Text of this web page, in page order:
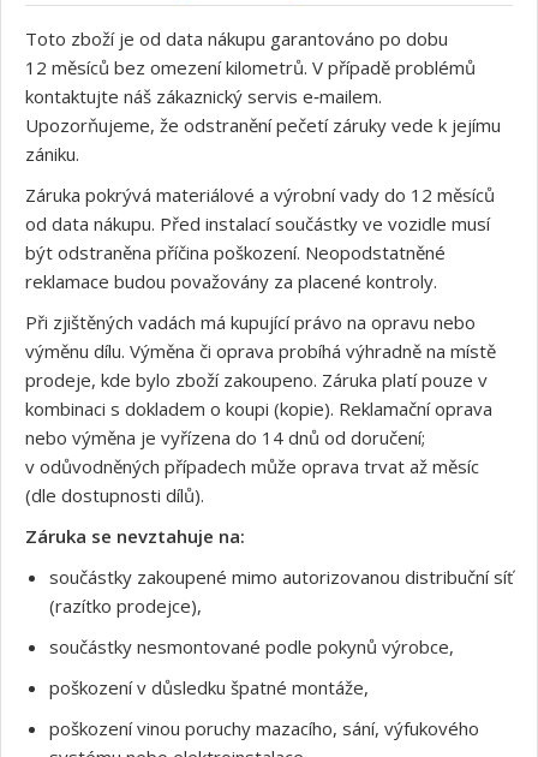
Toto zboží je od data nákupu garantováno po dobu
12 měsíců bez omezení kilometrů. V případě problémů
kontaktujte náš zákaznický servis e‑mailem.
Upozorňujeme, že odstranění pečetí záruky vede k jejímu
zániku.
Záruka pokrývá materiálové a výrobní vady do 12 měsíců
od data nákupu. Před instalací součástky ve vozidle musí
být odstraněna příčina poškození. Neopodstatněné
reklamace budou považovány za placené kontroly.
Při zjištěných vadách má kupující právo na opravu nebo
výměnu dílu. Výměna či oprava probíhá výhradně na místě
prodeje, kde bylo zboží zakoupeno. Záruka platí pouze v
kombinaci s dokladem o koupi (kopie). Reklamační oprava
nebo výměna je vyřízena do 14 dnů od doručení;
v odůvodněných případech může oprava trvat až měsíc
(dle dostupnosti dílů).
Záruka se nevztahuje na:
součástky zakoupené mimo autorizovanou distribuční síť
(razítko prodejce),
součástky nesmontované podle pokynů výrobce,
poškození v důsledku špatné montáže,
poškození vinou poruchy mazacího, sání, výfukového